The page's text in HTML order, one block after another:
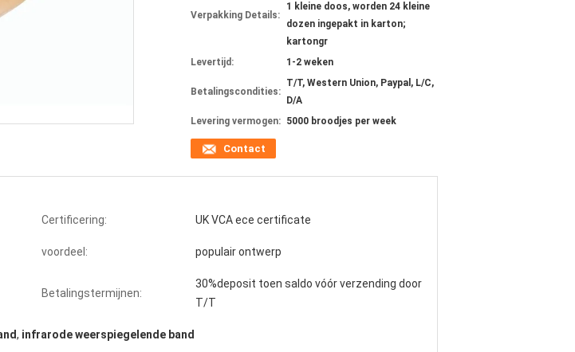
Verpakking Details:
1 kleine doos, worden 24 kleine
dozen ingepakt in karton;
kartongr
Levertijd:
1-2 weken
Betalingscondities:
T/T, Western Union, Paypal, L/C,
D/A
Levering vermogen: 5000 broodjes per week
Contact
Certificering: UK VCA ece certificate
voordeel: populair ontwerp
Betalingstermijnen:
30%deposit toen saldo vóór verzending door
T/T
, infrarode weerspiegelende band